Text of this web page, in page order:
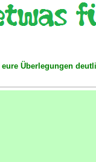
Überlegungen